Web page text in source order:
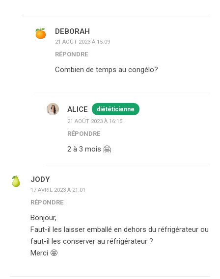
DEBORAH
21 AOÛT 2023 À 15:09
RÉPONDRE
Combien de temps au congélo?
ALICE diététicienne
21 AOÛT 2023 À 16:15
RÉPONDRE
2 à 3 mois 🤗
JODY
17 AVRIL 2023 À 21:01
RÉPONDRE
Bonjour,
Faut-il les laisser emballé en dehors du réfrigérateur ou
faut-il les conserver au réfrigérateur ?
Merci 🤩